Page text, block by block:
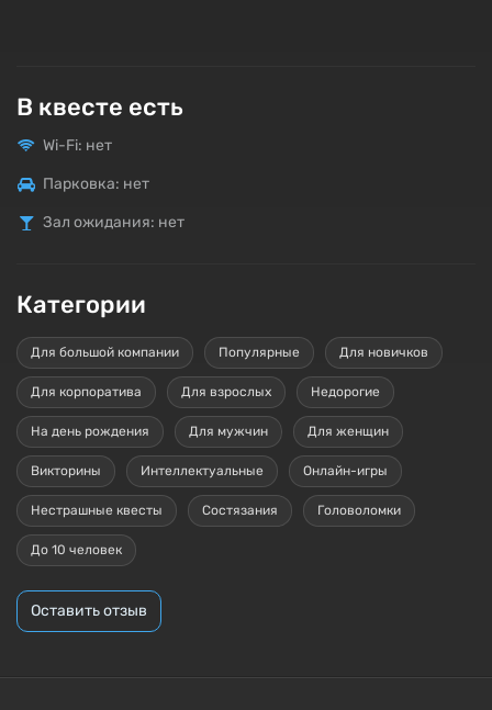
В квесте есть
Wi-Fi: нет
Парковка: нет
Зал ожидания: нет
Категории
Для большой компании Популярные Для новичков
Для корпоратива Для взрослых Недорогие
На день рождения Для мужчин Для женщин
Викторины Интеллектуальные Онлайн-игры
Нестрашные квесты Состязания Головоломки
До 10 человек
Оставить отзыв